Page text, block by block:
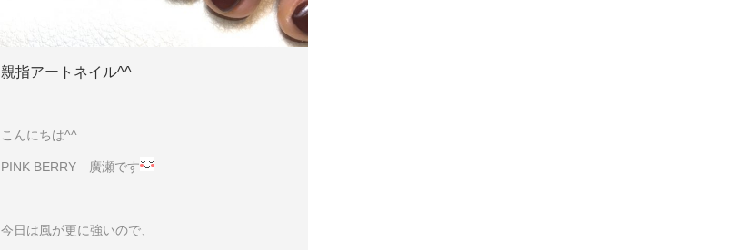
親指アートネイル^^
こんにちは^^
PINK BERRY 廣瀬です
今日は風が更に強いので、